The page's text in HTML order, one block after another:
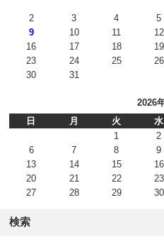
2
3 4 5
9
10 11 12
16
17 18 19
23
24 25 26
30
31
2026
日
月 火 水
1
2
6
7 8 9
13
14 15 16
20
21 22 23
27
28 29 30
検索